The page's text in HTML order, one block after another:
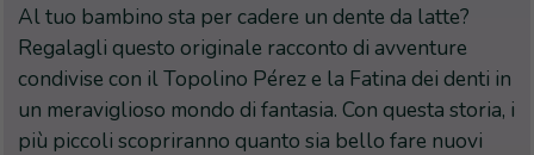
Al tuo bambino sta per cadere un dente da latte?
Regalagli questo originale racconto di avventure
condivise con il Topolino Pérez e la Fatina dei denti in
un meraviglioso mondo di fantasia. Con questa storia, i
più piccoli scopriranno quanto sia bello fare nuovi